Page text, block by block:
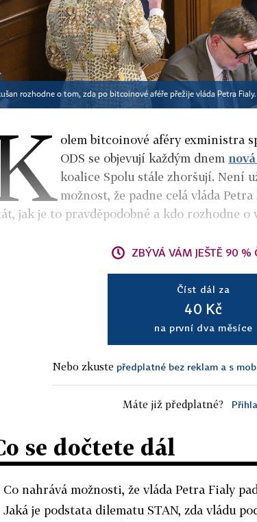
rozhodne o tom, zda po bitcoinové aféře přežije vláda Petra Fialy.
olem bitcoinové aféry exministra
ODS se objevují každým dnem
koalice Spolu stále zhoršují. Není
možnost, že padne celá vláda
jak je to pravděpodobné a kdo rozhodne o
ZBÝVÁ VÁM JEŠTĚ 90 %
Číst dál za
40 Kč
na první dva měsíce
Nebo zkuste předplatné bez reklam a s
Máte již předplatné?
se dočtete dál
Co nahrává možnosti, že vláda Petra Fialy
Jaká je podstata dilematu STAN, zda vládu